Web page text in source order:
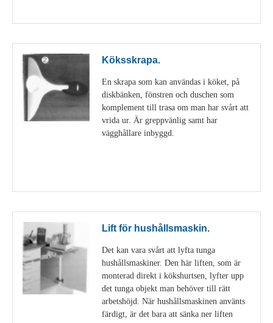
Köksskrapa.
En skrapa som kan användas i köket, på
diskbänken, fönstren och duschen som
komplement till trasa om man har svårt att
vrida ur. Är greppvänlig samt har
vägghållare inbyggd.
Lift för hushållsmaskin.
Det kan vara svårt att lyfta tunga
hushållsmaskiner. Den här liften, som är
monterad direkt i kökshurtsen, lyfter upp
det tunga objekt man behöver till rätt
arbetshöjd. När hushållsmaskinen använts
färdigt, är det bara att sänka ner liften